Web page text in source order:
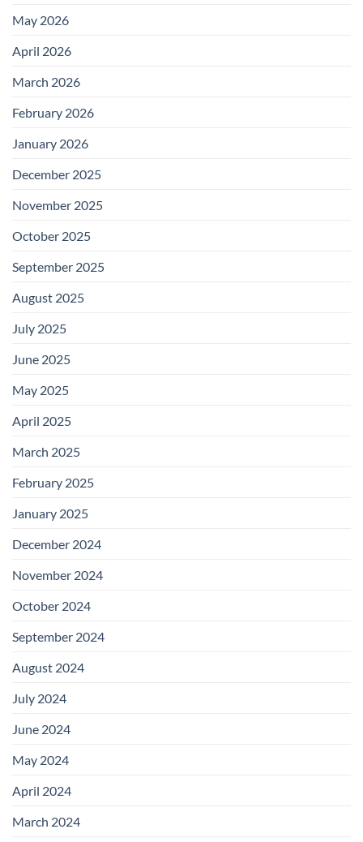
May 2026
April 2026
March 2026
February 2026
January 2026
December 2025
November 2025
October 2025
September 2025
August 2025
July 2025
June 2025
May 2025
April 2025
March 2025
February 2025
January 2025
December 2024
November 2024
October 2024
September 2024
August 2024
July 2024
June 2024
May 2024
April 2024
March 2024